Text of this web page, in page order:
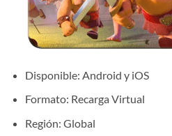
Disponible: Android y iOS
Formato: Recarga Virtual
Región: Global